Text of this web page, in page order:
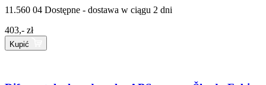
11.560 04 Dostępne - dostawa w ciągu 2 dni
403,- zł
Kupić